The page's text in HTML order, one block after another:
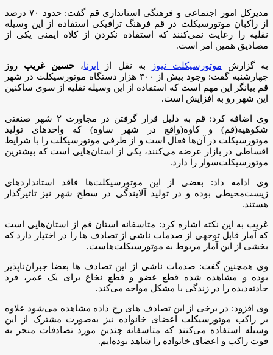
مدیرکل امور اجتماعی و فرهنگی استانداری قم گفت: حدود ۷۰ درصد
از راکبان موتورسیکلت در قم فرهنگ ترافیکی استفاده از این وسیله
نقلیه را رعایت نمی‌کنند که استفاده نکردن از کلاه ایمنی یکی از
مصادیق همین امر است.
به گزارش موتورسیکلت نیوز به نقل از ایرنا، حسین غریب روز
چهارشنبه گفت: وجود بیش از ۳۰۰ هزار دستگاه موتورسیکلت در شهر
قم بیانگر این مهم است که استفاده از این وسیله نقلیه از سوی ساکنین
این شهر رو به افزایش است.
وی اضافه کرد: قم به دلیل قرار گرفتن در مجاورت ۲ شهر صنعتی
شکوهیه(قم) و کاوه(واقع در شهر ساوه) که واحدهای تولید
موتورسیکلت در آن‌ها فعال است و از طرفی موتورسیکلت را با شرایط
اقساطی در بازار عرضه می‌کنند، یکی از استان‌هایی است که بیشترین
موتورسیکلت‌سوار را دارد.
وی ادامه داد: بعضی از این موتورسیکلت‌ها فاقد استانداردهای
زیست‌محیطی بوده و در تولید آلایندگی در سطح شهر نیز تاثیرگذار
هستند.
غریب به این نکته اشاره کرد: متاسفانه استان قم از استان‌هایی است
که آمار قابل توجهی از صدمات ناشی از تصادف ها را در اختیار دارد که
بخشی از این آمار مربوط به موتورسیکلت‌هاست.
وی همچنین گفت: صدمات ناشی از این تصادف ها بعضا جبران‌ناپذیر
بوده و مشاهده شده قطع عضو و قطع نخاع برای یک عمر، فرد
حادثه‌دیده را در زندگی با مشکل مواجه می‌کند.
وی افزود: در برخی از این تصادف های رخ داده مشاهده می‌شود علاوه
بر راکب موتورسیکلت اعضای خانواده نیز به‌صورت مشترک از این
وسیله استفاده می‌کنند که متاسفانه چندین مورد تصادفات منجر به
فوت راکب و اعضای خانواده را شاهد بوده‌ایم.